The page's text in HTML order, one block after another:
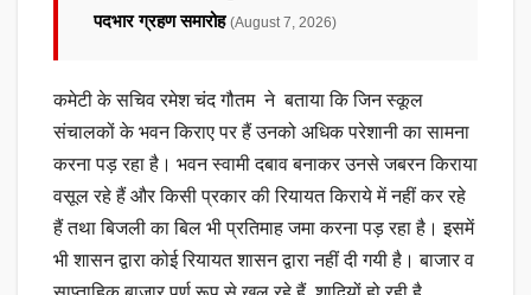
पदभार ग्रहण समारोह (August 7, 2026)
कमेटी के सचिव रमेश चंद गौतम ने बताया कि जिन स्कूल
संचालकों के भवन किराए पर हैं उनको अधिक परेशानी का सामना
करना पड़ रहा है। भवन स्वामी दबाव बनाकर उनसे जबरन किराया
वसूल रहे हैं और किसी प्रकार की रियायत किराये में नहीं कर रहे
हैं तथा बिजली का बिल भी प्रतिमाह जमा करना पड़ रहा है। इसमें
भी शासन द्वारा कोई रियायत शासन द्वारा नहीं दी गयी है। बाजार व